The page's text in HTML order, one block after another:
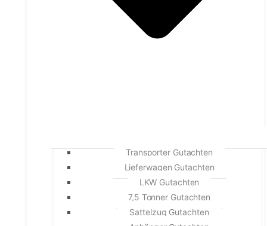
Transporter Gutachten
Lieferwagen Gutachten
LKW Gutachten
7,5 Tonner Gutachten
Sattelzug Gutachten